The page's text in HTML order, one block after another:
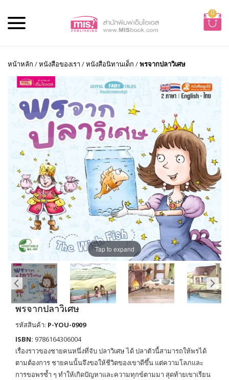
0
หน้าหลัก /หนังสือของเรา /หนังสือนิทานเด็ก /พรจากปลาวิเศษ
Tap to expand
พรจากปลาวิเศษ
รหัสสินค้า: P-YOU-0909
ISBN: 9786164306004
เรื่องราวของชายคนหนึ่งที่จับ ปลาวิเศษ ได้ ปลาตัวนี้สามารถให้พรได้
ตามต้องการ ชายคนนั้นจึงขอให้ชีวิตของเขาดีขึ้น แต่ความโลภและ
การขอพรซ้ำ ๆ ทำให้เกิดปัญหาและความทุกข์ตามมา สุดท้ายเขาเรียน